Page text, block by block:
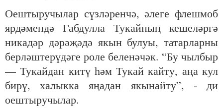
Оештыручылар сүзләренчә, әлеге флешмоб
ярдәмендә Габдулла Тукайның кешеләргә
никадәр дәрәҗәдә якын булуы, татарларны
берләштерүдәге роле беленәчәк. “Бу чылбыр
— Тукайдан китү һәм Тукай кайту, аңа кул
бирү, халыкка яңадан якынайту”, - ди
оештыручылар.